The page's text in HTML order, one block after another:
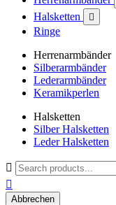
Halsketten 
Ringe
Herrenarmbänder
Silberarmbänder
Lederarmbänder
Keramikperlen
Halsketten
Silber Halsketten
Leder Halsketten


Abbrechen